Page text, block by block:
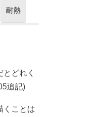
耐熱
どれく
追記)
くことは